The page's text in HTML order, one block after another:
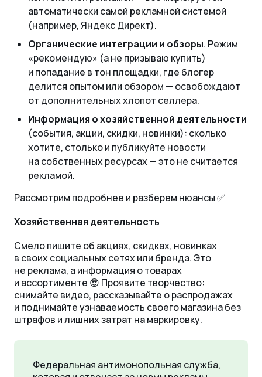
автоматически самой рекламной системой
(например, Яндекс Директ).
Органические интеграции и обзоры. Режим
«рекомендую» (а не призываю купить)
и попадание в тон площадки, где блогер
делится опытом или обзором — освобождают
от дополнительных хлопот селлера.
Информация о хозяйственной деятельности
(события, акции, скидки, новинки): сколько
хотите, столько и публикуйте новости
на собственных ресурсах — это не считается
рекламой.
Рассмотрим подробнее и разберем нюансы ✅
Хозяйственная деятельность
Смело пишите об акциях, скидках, новинках
в своих социальных сетях или бренда. Это
не реклама, а информация о товарах
и ассортименте 😎 Проявите творчество:
снимайте видео, рассказывайте о распродажах
и поднимайте узнаваемость своего магазина без
штрафов и лишних затрат на маркировку.
Федеральная антимонопольная служба,